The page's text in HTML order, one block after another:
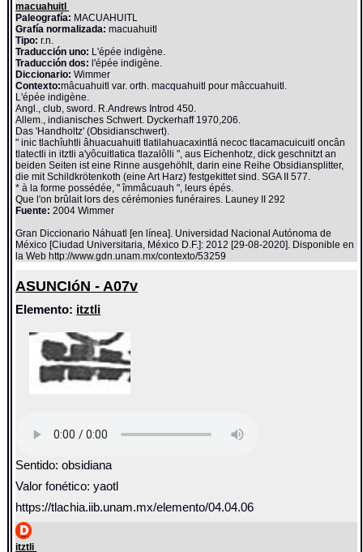
macuahuitl
Paleografía: MACUAHUITL
Grafía normalizada: macuahuitl
Tipo: r.n.
Traducción uno: L'épée indigène.
Traducción dos: l'épée indigène.
Diccionario:Wimmer
Contexto:mâcuahuitl var. orth. macquahuitl pour mâccuahuitl.
L'épée indigène.
Angl., club, sword. R.Andrews Introd 450.
Allem., indianisches Schwert. Dyckerhaff 1970,206.
Das 'Handholtz' (Obsidianschwert).
" inic tlachîuhtli âhuacuahuitl tlatilahuacaxintlá necoc tlacamacuicuitl oncân
tlatectli in itztli a'yôcuitlatica tlazalôlli ", aus Eichenhotz, dick geschnitzt an
beiden Seiten ist eine Rinne ausgehöhlt, darin eine Reihe Obsidiansplitter,
die mit Schildkrötenkoth (eine Art Harz) festgekittet sind. SGA II 577.
* à la forme possédée, " îmmâcuauh ", leurs épés.
Que l'on brûlait lors des cérémonies funéraires. Launey II 292
Fuente: 2004 Wimmer
Gran Diccionario Náhuatl [en línea]. Universidad Nacional Autónoma de
México [Ciudad Universitaria, México D.F.]: 2012 [29-08-2020]. Disponible en
la Web http://www.gdn.unam.mx/contexto/53259
ASUNCIóN - A07v
Elemento: itztli
Sentido: obsidiana
Valor fonético: yaotl
https://tlachia.iib.unam.mx/elemento/04.04.06
itztli